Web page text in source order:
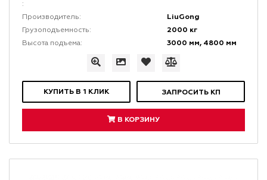
:
Производитель:
LiuGong
Грузоподъемность: 2000 кг
Высота подъема: 3000 мм, 4800 мм
КУПИТЬ В 1 КЛИК ЗАПРОСИТЬ КП
В КОРЗИНУ